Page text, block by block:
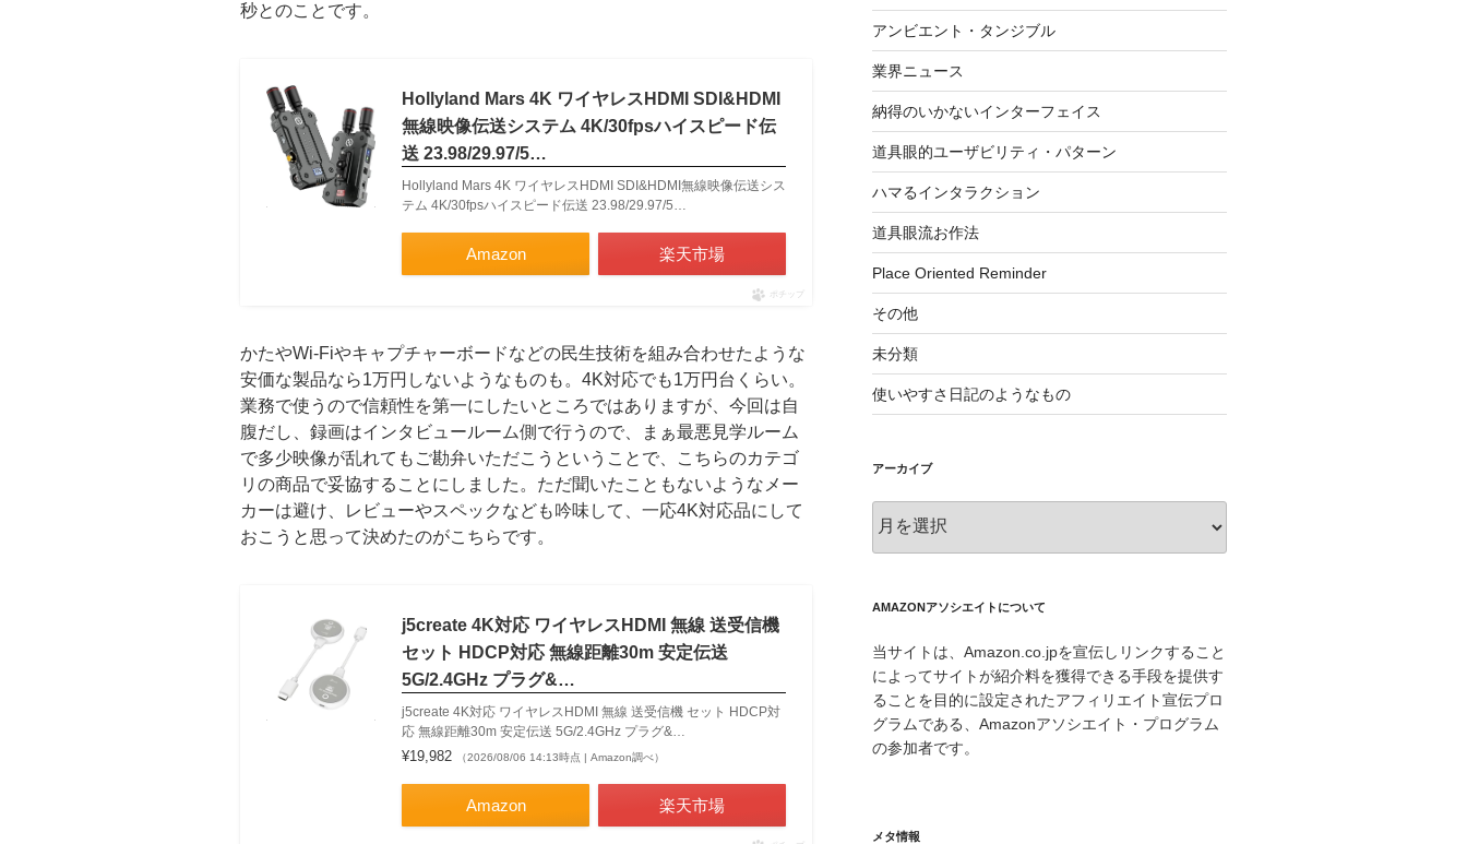
秒とのことです。
Hollyland Mars 4K ワイヤレスHDMI SDI&HDMI
無線映像伝送システム 4K/30fpsハイスピード伝
送 23.98/29.97/5…
Hollyland Mars 4K ワイヤレスHDMI SDI&HDMI無線映像伝送シス
テム 4K/30fpsハイスピード伝送 23.98/29.97/5…
Amazon 楽天市場
ポチップ
かたやWi-Fiやキャプチャーボードなどの民生技術を組み合わせたような
安価な製品なら1万円しないようなものも。4K対応でも1万円台くらい。
業務で使うので信頼性を第一にしたいところではありますが、今回は自
腹だし、録画はインタビュールーム側で行うので、まぁ最悪見学ルーム
で多少映像が乱れてもご勘弁いただこうということで、こちらのカテゴ
リの商品で妥協することにしました。ただ聞いたこともないようなメー
カーは避け、レビューやスペックなども吟味して、一応4K対応品にして
おこうと思って決めたのがこちらです。
j5create 4K対応 ワイヤレスHDMI 無線 送受信機
セット HDCP対応 無線距離30m 安定伝送
5G/2.4GHz プラグ&…
j5create 4K対応 ワイヤレスHDMI 無線 送受信機 セット HDCP対
応 無線距離30m 安定伝送 5G/2.4GHz プラグ&…
¥19,982 （2026/08/06 14:13時点 | Amazon調べ）
Amazon 楽天市場
アンビエント・タンジブル
業界ニュース
納得のいかないインターフェイス
道具眼的ユーザビリティ・パターン
ハマるインタラクション
道具眼流お作法
Place Oriented Reminder
その他
未分類
使いやすさ日記のようなもの
アーカイブ
ー
ブ
AMAZONアソシエイトについて
当サイトは、Amazon.co.jpを宣伝しリンクすること
によってサイトが紹介料を獲得できる手段を提供す
ることを目的に設定されたアフィリエイト宣伝プロ
グラムである、Amazonアソシエイト・プログラム
の参加者です。
メタ情報